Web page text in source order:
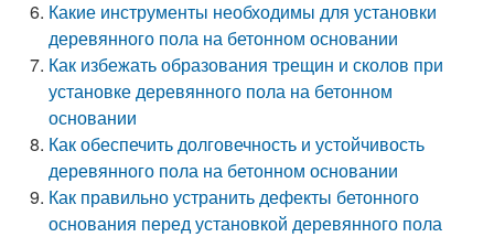
Какие инструменты необходимы для установки
деревянного пола на бетонном основании
Как избежать образования трещин и сколов при
установке деревянного пола на бетонном
основании
Как обеспечить долговечность и устойчивость
деревянного пола на бетонном основании
Как правильно устранить дефекты бетонного
основания перед установкой деревянного пола